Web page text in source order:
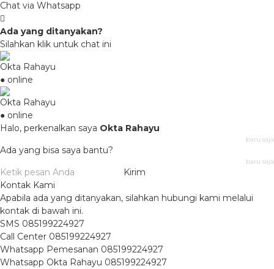
Chat via Whatsapp
Ada yang ditanyakan?
Silahkan klik untuk chat ini
Okta Rahayu
● online
Okta Rahayu
● online
Halo, perkenalkan saya Okta Rahayu
baru saja
Ada yang bisa saya bantu?
baru saja
Kirim
Kontak Kami
Apabila ada yang ditanyakan, silahkan hubungi kami melalui
kontak di bawah ini.
SMS 085199224927
Call Center 085199224927
Whatsapp Pemesanan 085199224927
Whatsapp Okta Rahayu 085199224927